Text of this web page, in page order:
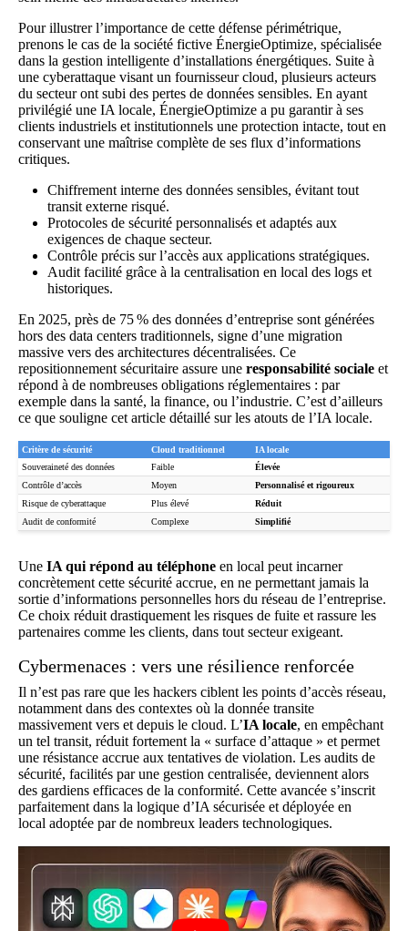
Pour illustrer l’importance de cette défense périmétrique,
prenons le cas de la société fictive ÉnergieOptimize, spécialisée
dans la gestion intelligente d’installations énergétiques. Suite à
une cyberattaque visant un fournisseur cloud, plusieurs acteurs
du secteur ont subi des pertes de données sensibles. En ayant
privilégié une IA locale, ÉnergieOptimize a pu garantir à ses
clients industriels et institutionnels une protection intacte, tout en
conservant une maîtrise complète de ses flux d’informations
critiques.
Chiffrement interne des données sensibles, évitant tout
transit externe risqué.
Protocoles de sécurité personnalisés et adaptés aux
exigences de chaque secteur.
Contrôle précis sur l’accès aux applications stratégiques.
Audit facilité grâce à la centralisation en local des logs et
historiques.
En 2025, près de 75 % des données d’entreprise sont générées
hors des data centers traditionnels, signe d’une migration
massive vers des architectures décentralisées. Ce
repositionnement sécuritaire assure une responsabilité sociale et
répond à de nombreuses obligations réglementaires : par
exemple dans la santé, la finance, ou l’industrie. C’est d’ailleurs
ce que souligne cet article détaillé sur les atouts de l’IA locale.
Critère de sécurité Cloud traditionnel
IA locale
Souveraineté des données
Faible
Élevée
Contrôle d’accès
Moyen
Personnalisé et rigoureux
Risque de cyberattaque
Plus élevé
Réduit
Audit de conformité
Complexe Simplifié
Une IA qui répond au téléphone en local peut incarner
concrètement cette sécurité accrue, en ne permettant jamais la
sortie d’informations personnelles hors du réseau de l’entreprise.
Ce choix réduit drastiquement les risques de fuite et rassure les
partenaires comme les clients, dans tout secteur exigeant.
Cybermenaces : vers une résilience renforcée
Il n’est pas rare que les hackers ciblent les points d’accès réseau,
notamment dans des contextes où la donnée transite
massivement vers et depuis le cloud. L’IA locale, en empêchant
un tel transit, réduit fortement la « surface d’attaque » et permet
une résistance accrue aux tentatives de violation. Les audits de
sécurité, facilités par une gestion centralisée, deviennent alors
des gardiens efficaces de la conformité. Cette avancée s’inscrit
parfaitement dans la logique d’IA sécurisée et déployée en
local adoptée par de nombreux leaders technologiques.